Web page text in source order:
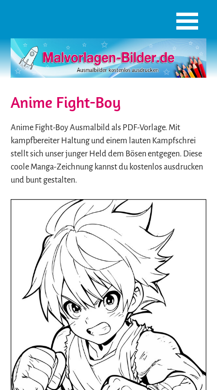
Anime Fight-Boy
Anime Fight-Boy Ausmalbild als PDF-Vorlage. Mit
kampfbereiter Haltung und einem lauten Kampfschrei
stellt sich unser junger Held dem Bösen entgegen. Diese
coole Manga-Zeichnung kannst du kostenlos ausdrucken
und bunt gestalten.